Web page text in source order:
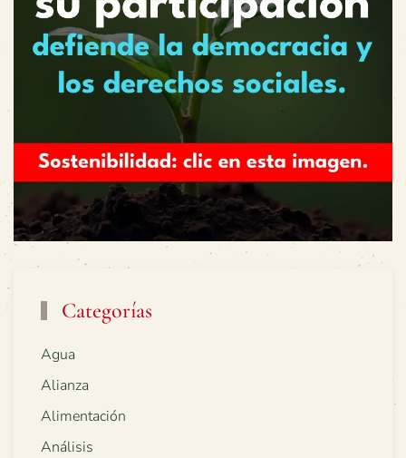
Categorías
Agua
Alianza
Alimentación
Análisis